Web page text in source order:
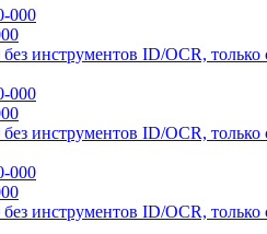
инструментов ID/OCR, только
инструментов ID/OCR,
инструментов ID/OCR,